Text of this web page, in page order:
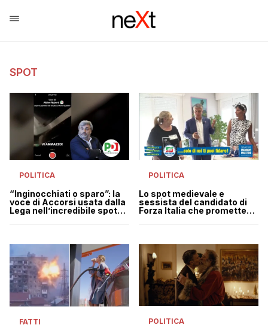
SPOT
POLITICA
“Inginocchiati o sparo”: la
voce di Accorsi usata dalla
Lega nell’incredibile spot
POLITICA
Lo spot medievale e
sessista del candidato di
Forza Italia che promette
FATTI POLITICA